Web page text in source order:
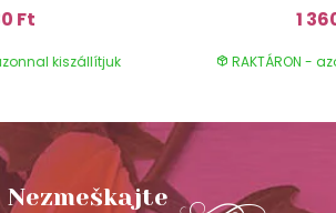
Ft
kiszállítjuk
1
RAKTÁRON -
Nezmeškajte